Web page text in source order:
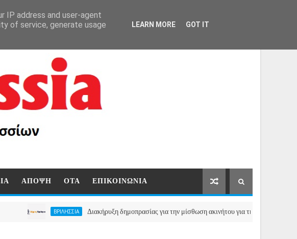
ΑΠΟΨΗ ΟΤΑ ΕΠΙΚΟΙΝΩΝΙΑ
ΒΡΙΛΗΣΣΙΑ Διακήρυξη δημοπρασίας για την μίσθωση ακινήτου για τη στάθμευση των
IP address and user-agent
of service, generate usage
LEARN MORE GOT IT